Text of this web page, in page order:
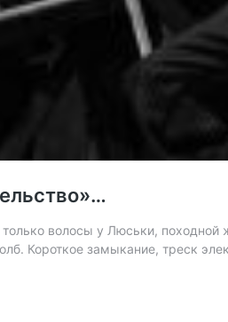
волосы у Люськи,
Короткое замыкание, треск